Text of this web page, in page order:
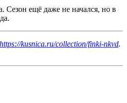
Сезон ещё даже не начался, но в
https://kusnica.ru/collection/finki-nkvd.